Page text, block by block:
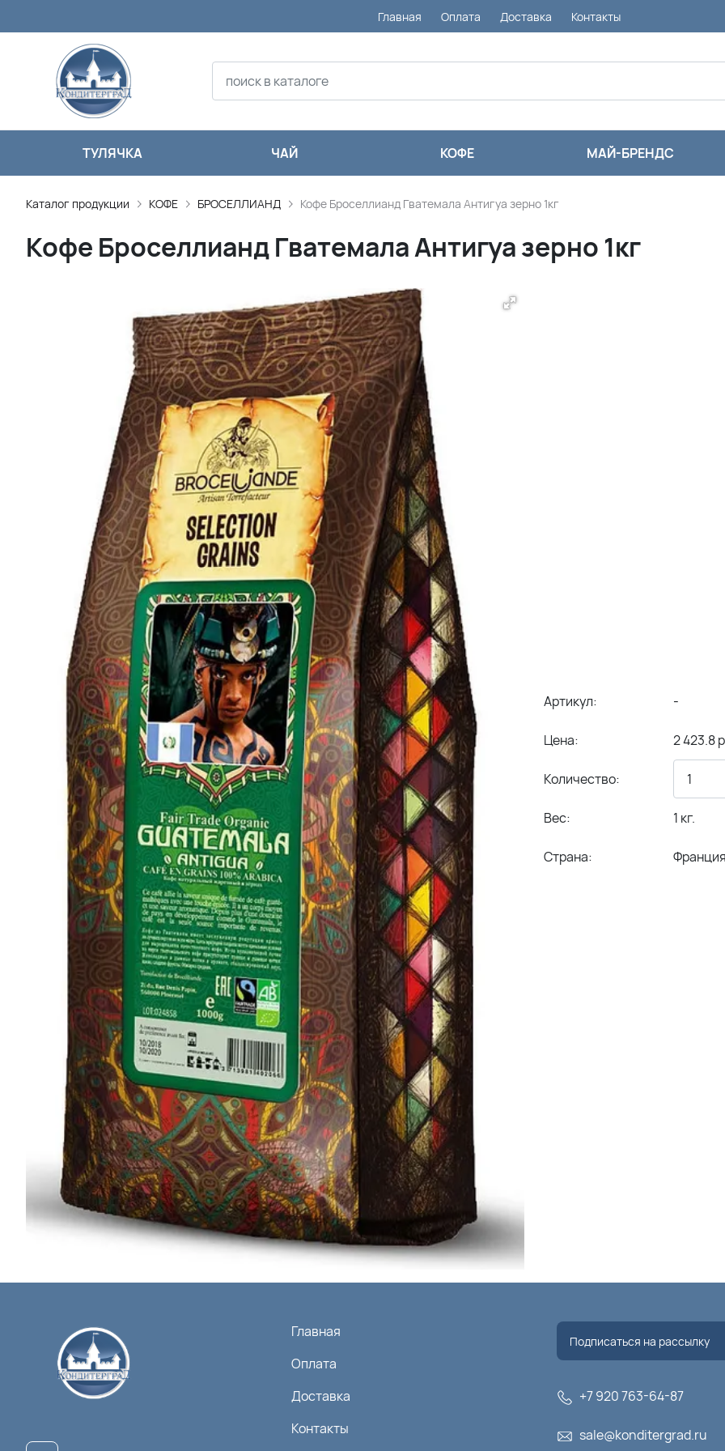
Главная Оплата Доставка Контакты
ТУЛЯЧКА ЧАЙ КОФЕ МАЙ-БРЕНДС
Каталог продукции КОФЕ БРОСЕЛЛИАНД Кофе Броселлианд Гватемала Антигуа зерно 1кг
Кофе Броселлианд Гватемала Антигуа зерно 1кг
Артикул: -
Цена: 2 423.8
Количество:
Вес: 1 кг.
Страна: Франция
+7 920 763-64-87
sale@konditergrad.ru
Главная
Оплата
Доставка
Контакты